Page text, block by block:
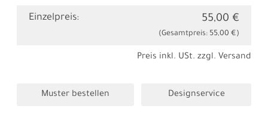
Einzelpreis: 55,00 €
(Gesamtpreis: 55,00 €)
Preis inkl. USt. zzgl. Versand
Muster bestellen Designservice